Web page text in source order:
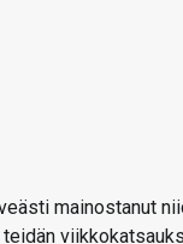
mainostanut